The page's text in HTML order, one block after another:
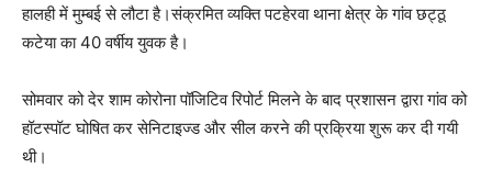
हालही में मुम्बई से लौटा है।संक्रमित व्यक्ति पटहेरवा थाना क्षेत्र के गांव छट्ठू
कटेया का 40 वर्षीय युवक है।
सोमवार को देर शाम कोरोना पॉजिटिव रिपोर्ट मिलने के बाद प्रशासन द्वारा गांव को
हॉटस्पॉट घोषित कर सेनिटाइज्ड और सील करने की प्रक्रिया शुरू कर दी गयी
थी।